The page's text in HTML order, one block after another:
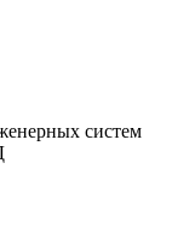
систем